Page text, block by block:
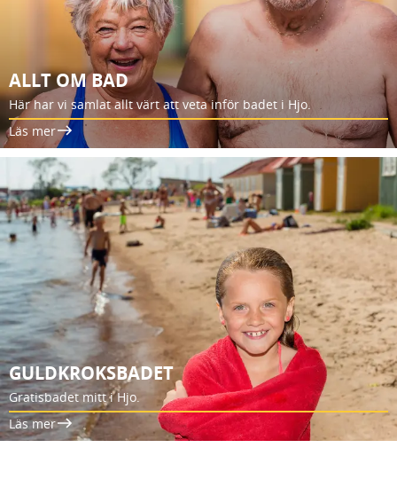
ALLT OM BAD
Här har vi samlat allt värt att veta inför badet i Hjo.
Läs mer
GULDKROKSBADET
Gratisbadet mitt i Hjo.
Läs mer